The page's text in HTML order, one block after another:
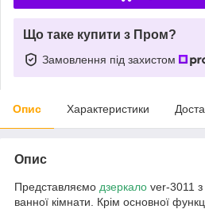
Що таке купити з Пром?
Замовлення під захистом
Опис Характеристики
Опис
Представляємо дзеркало ver-3011 з
ванної кімнати. Крім основної